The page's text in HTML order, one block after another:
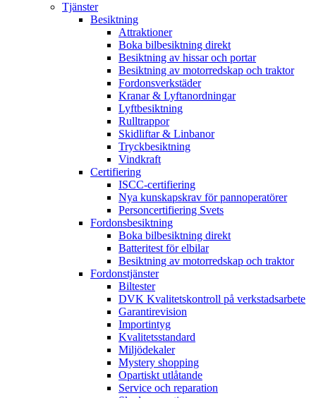
Tjänster
Besiktning
Attraktioner
Boka bilbesiktning direkt
Besiktning av hissar och portar
Besiktning av motorredskap och traktor
Fordonsverkstäder
Kranar & Lyftanordningar
Lyftbesiktning
Rulltrappor
Skidliftar & Linbanor
Tryckbesiktning
Vindkraft
Certifiering
ISCC-certifiering
Nya kunskapskrav för pannoperatörer
Personcertifiering Svets
Fordonsbesiktning
Boka bilbesiktning direkt
Batteritest för elbilar
Besiktning av motorredskap och traktor
Fordonstjänster
Biltester
DVK Kvalitetskontroll på verkstadsarbete
Garantirevision
Importintyg
Kvalitetsstandard
Miljödekaler
Mystery shopping
Opartiskt utlåtande
Service och reparation